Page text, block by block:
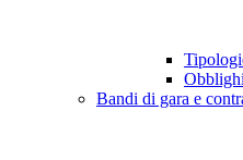
Bandi di gara e